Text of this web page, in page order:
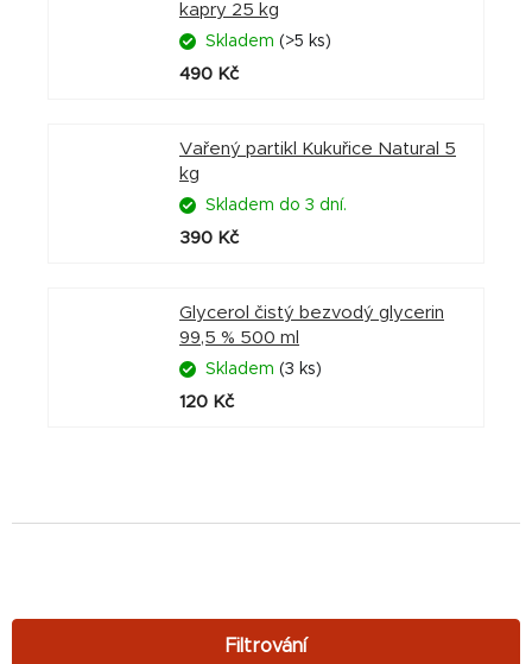
kapry 25 kg
Skladem (>5 ks)
490 Kč
Vařený partikl Kukuřice Natural 5
kg
Skladem do 3 dní.
390 Kč
Glycerol čistý bezvodý glycerin
99,5 % 500 ml
Skladem (3 ks)
120 Kč